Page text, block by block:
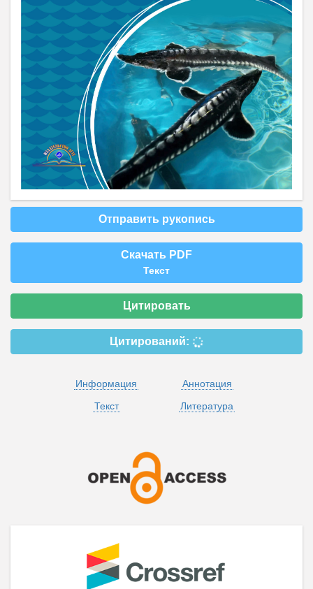
Отправить рукопись
Скачать PDF
Текст
Цитировать
Цитирований:
Информация
Аннотация
Текст
Литература